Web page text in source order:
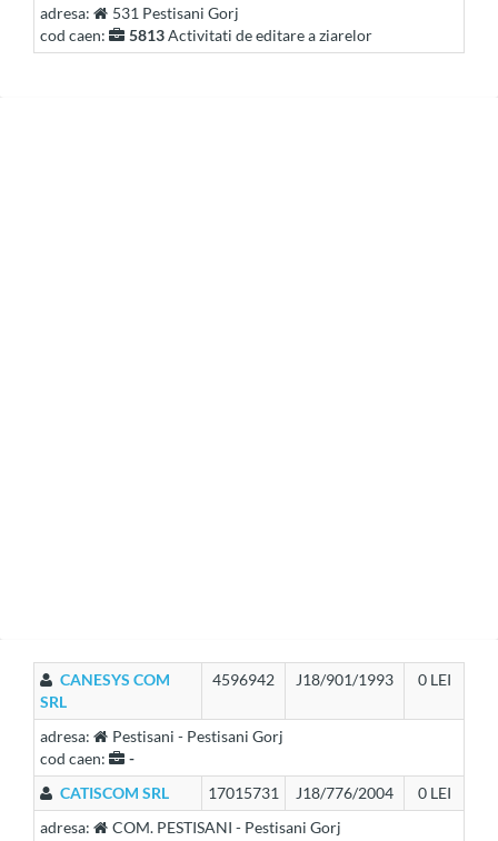
adresa:
531 Pestisani Gorj
cod caen:
5813Activitati de editare a ziarelor
CANESYS COM
SRL
4596942 J18/901/1993 0 LEI
adresa:
Pestisani - Pestisani Gorj
cod caen:
-
CATISCOM SRL
17015731 J18/776/2004
0 LEI
adresa:
COM. PESTISANI - Pestisani Gorj